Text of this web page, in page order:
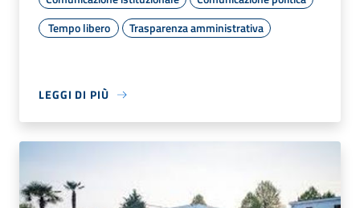
Tempo libero
Trasparenza amministrativa
LEGGI DI PIÙ